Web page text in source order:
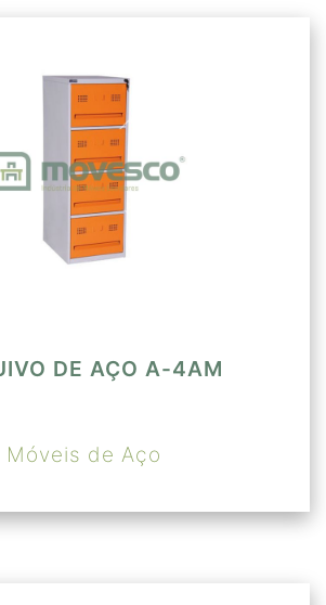
DE AÇO A-4AM
Móveis de Aço